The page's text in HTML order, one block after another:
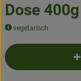
Service
Dose 400g
vegetarisch